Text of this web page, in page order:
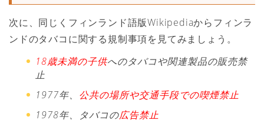
次に、同じくフィンランド語版Wikipediaからフィンラ
ンドのタバコに関する規制事項を見てみましょう。
18歳未満の子供へのタバコや関連製品の販売禁
止
1977年、 公共の場所や交通手段での喫煙禁止
1978年、タバコの広告禁止